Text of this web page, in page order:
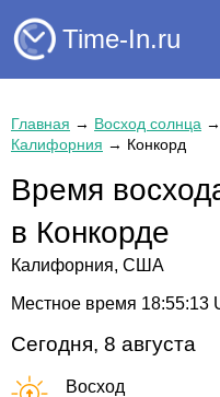
Time-In.ru
Главная → Восход солнца →
Калифорния → Конкорд
Время
в Конкорде
Калифорния, США
Местное время 18:55:14
Сегодня, 8 августа
Восход